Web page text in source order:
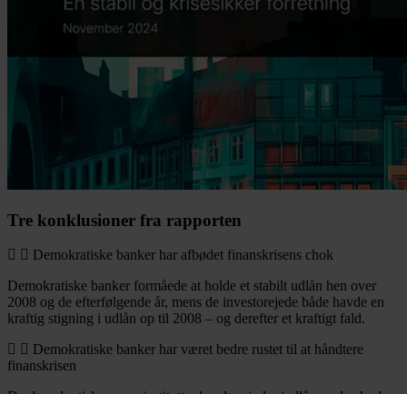
Tre konklusioner fra rapporten
Demokratiske banker har afbødet finanskrisens chok
Demokratiske banker formåede at holde et stabilt udlån hen over
2008 og de efterfølgende år, mens de investorejede både havde en
kraftig stigning i udlån op til 2008 – og derefter et kraftigt fald.
Demokratiske banker har været bedre rustet til at håndtere
finanskrisen